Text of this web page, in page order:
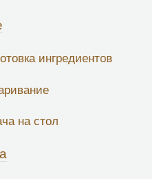
ингредиентов
на стол